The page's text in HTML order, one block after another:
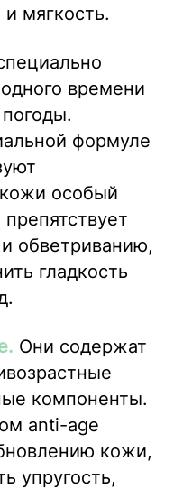
и мягкость.
времени
формуле
особый
обветриванию,
гладкость
Они содержат
компоненты.
anti-age
кожи,
упругость,